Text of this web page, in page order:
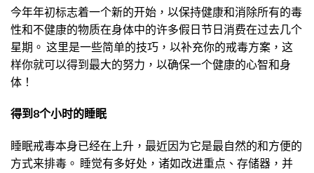
今年年初标志着一个新的开始，以保持健康和消除所有的毒
性和不健康的物质在身体中的许多假日节日消费在过去几个
星期。 这里是一些简单的技巧，以补充你的戒毒方案，这
样你就可以得到最大的努力，以确保一个健康的心智和身
体！
得到8个小时的睡眠
睡眠戒毒本身已经在上升，最近因为它是最自然的和方便的
方式来排毒。 睡觉有多好处，诸如改进重点、存储器，并